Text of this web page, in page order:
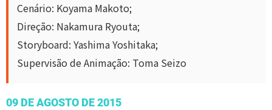
Cenário: Koyama Makoto;
Direção: Nakamura Ryouta;
Storyboard: Yashima Yoshitaka;
Supervisão de Animação: Toma Seizo
09 DE AGOSTO DE 2015